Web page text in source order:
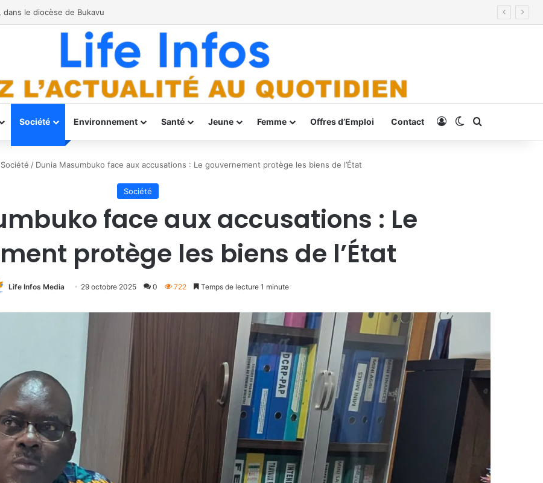
de Spécialistes des Amphibiens de l’UICN
Société Environnement Santé Jeune Femme Offres d’Emploi Contact ConnexionSwitch skin
Société / Dunia Masumbuko face aux accusations : Le gouvernement protège les biens de l’État
Société
face aux accusations : Le
protège les biens de l’État
Life Infos Media 29 octobre 2025 0 722 Temps de lecture 1 minute